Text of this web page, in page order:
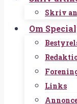
Skriv
Om
Links